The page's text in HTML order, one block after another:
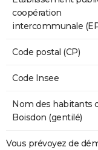
coopération
intercommunale
Code postal (CP)
Code Insee
Nom des habitants
Boisdon (gentilé)
Vous prévoyez de